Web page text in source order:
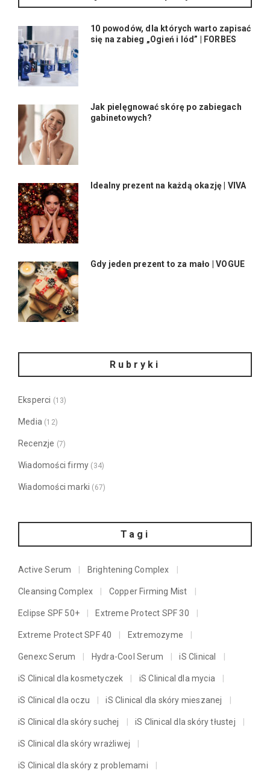
10 powodów, dla których warto zapisać
się na zabieg „Ogień i lód” | FORBES
Jak pielęgnować skórę po zabiegach
gabinetowych?
Idealny prezent na każdą okazję | VIVA
Gdy jeden prezent to za mało | VOGUE
Rubryki
Eksperci (13)
Media (12)
Recenzje (7)
Wiadomości firmy (34)
Wiadomości marki (67)
Tagi
Active Serum Brightening Complex
Cleansing Complex Copper Firming Mist
Eclipse SPF 50+ Extreme Protect SPF 30
Extreme Protect SPF 40 Extremozyme
Genexc Serum Hydra-Cool Serum iS Clinical
iS Clinical dla kosmetyczek iS Clinical dla mycia
iS Clinical dla oczu iS Clinical dla skóry mieszanej
iS Clinical dla skóry suchej iS Clinical dla skóry tłustej
iS Clinical dla skóry wrażliwej
iS Clinical dla skóry z problemami